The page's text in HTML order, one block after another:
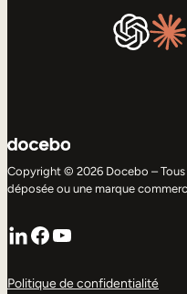
Copyright © 2026 Docebo –
déposée ou une marque
LinkedIn
Facebook
YouTube
Politique de confidentialité